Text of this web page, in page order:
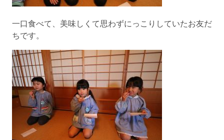
一口食べて、美味しくて思わずにっこりしていたお友だ
ちです。